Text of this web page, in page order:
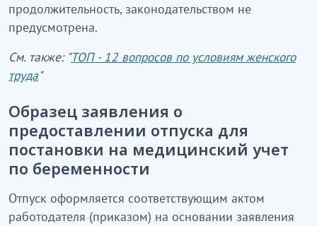
продолжительность, законодательством не
предусмотрена.
См. также: "ТОП - 12 вопросов по условиям женского
труда"
Образец заявления о
предоставлении отпуска для
постановки на медицинский учет
по беременности
Отпуск оформляется соответствующим актом
работодателя (приказом) на основании заявления